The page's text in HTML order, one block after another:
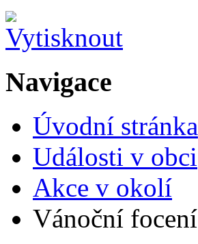
Navigace
Úvodní stránka
Události v obci
Akce v okolí
Vánoční focení